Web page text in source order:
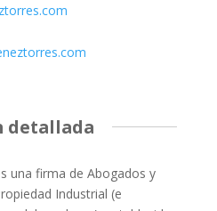
detallada
una firma de Abogados y
Industrial (e